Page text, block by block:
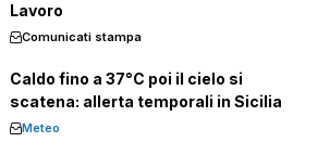
Lavoro
Comunicati stampa
Caldo fino a 37°C poi il cielo si
scatena: allerta temporali in Sicilia
Meteo